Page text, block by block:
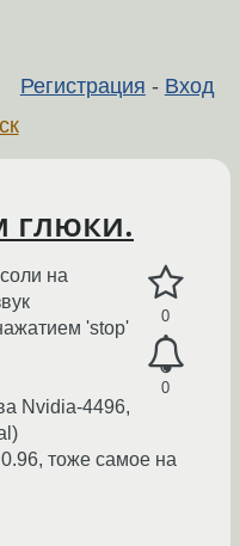
Регистрация - Вход
глюки.
0
0
на
'stop'
Nvidia-4496,
тоже самое на